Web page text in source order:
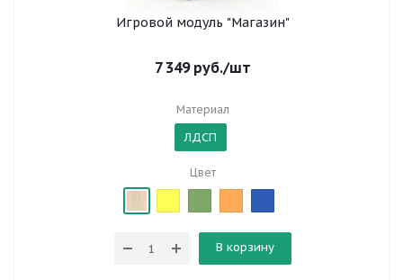
Игровой модуль "Магазин"
7 349руб./шт
Материал
ЛДСП
Цвет
В корзину